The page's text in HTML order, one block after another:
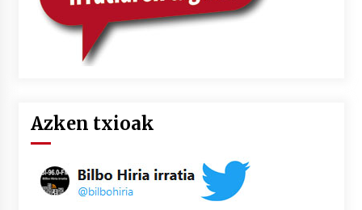
Azken txioak